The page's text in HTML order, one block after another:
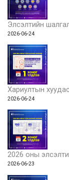
Элсэлтийн
2026-06-24
Хариултын
2026-06-24
2026 оны
2026-06-23